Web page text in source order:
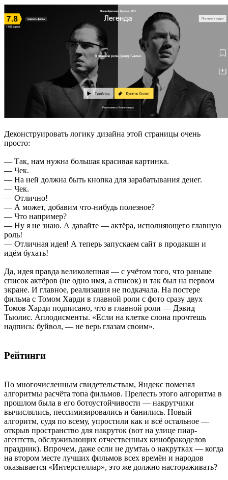
Деконструировать логику дизайна этой страницы очень
просто:
— Так, нам нужна большая красивая картинка.
— Чек.
— На ней должна быть кнопка для зарабатывания денег.
— Чек.
— Отлично!
— А может, добавим что-нибудь полезное?
— Что например?
— Ну я не знаю. А давайте — актёра, исполняющего главную
роль!
— Отличная идея! А теперь запускаем сайт в продакшн и
идём бухать!
Да, идея правда великолепная — с учётом того, что раньше
список актёров (не одно имя, а список) и так был на первом
экране. И главное, реализация не подкачала. На постере
фильма с Томом Харди в главной роли с фото сразу двух
Томов Харди подписано, что в главной роли — Дэвид
Тьюлис. Аплодисменты. «Если на клетке слона прочтешь
надпись: буйвол, — не верь глазам своим».
Рейтинги
По многочисленным свидетельствам, Яндекс поменял
алгоритмы расчёта топа фильмов. Прелесть этого алгоритма в
прошлом была в его ботоустойчивости — накрутчики
вычислялись, пессимизировались и банились. Новый
алгоритм, судя по всему, упростили как и всё остальное —
открыв пространство для накруток (вот на улице пиар-
агентств, обслуживающих отчественных кинобракоделов
праздник). Впрочем, даже если не думтаь о накрутках — когда
на втором месте лучших фильмов всех времён и народов
оказывается «Интерстеллар», это же должно настораживать?